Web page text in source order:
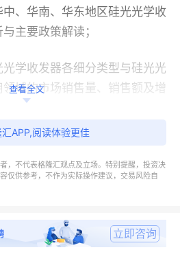
、华南、华东地区硅光光学收
主要政策解读；
学收发器各细分类型与硅光光
域的市场销售量、销售额及增
营状况、市场份额变化、产品
等方面进行分析；
学收发器各细分类型与硅光光
域的市场销售量、销售额及增
查看全文
APP,阅读体验更佳
，不代表格隆汇观点及立场。特别提醒，投资决
仅供参考，不作为实际操作建议，交易风险自
立即咨询